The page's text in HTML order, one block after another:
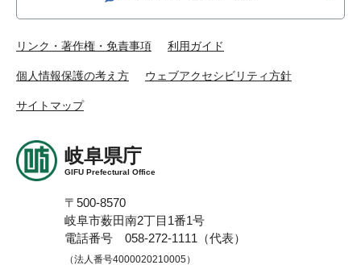
リンク・著作権・免責事項 利用ガイド
個人情報保護の考え方 ウェブアクセシビリティ方針
サイトマップ
岐阜県庁
GIFU Prefectural Office
〒500-8570
岐阜市薮田南2丁目1番1号
電話番号 058-272-1111（代表）
（法人番号4000020210005）